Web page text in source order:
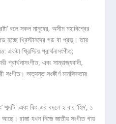
বলে সকল মানুষের, অসীম মহাবিশ্বের
হচ্ছে খ্রিস্টানদের গড বা প্রভূ। তার
একটা খ্রিস্টিয় প্রার্থনাসংগীত;
প্রার্থনাসংগীত, এবং সাম্রাজ্যবাদী,
সংগীত। অত্যন্ত সংকীর্ণ মানসিকতার
শব্দটি এবং কিং-এর বদলে ২ বার ‘হিম’, ১
আছে। রাজা যখন নিজে জাতীয় সংগীত গায়